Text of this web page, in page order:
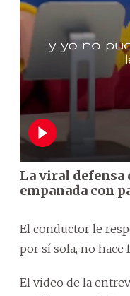
La viral defensa
empanada con
El conductor le
por sí sola, no hace
El video de la